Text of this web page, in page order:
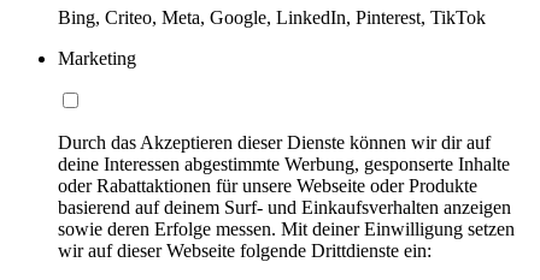
Bing, Criteo, Meta, Google, LinkedIn, Pinterest, TikTok
Marketing
Durch das Akzeptieren dieser Dienste können wir dir auf
deine Interessen abgestimmte Werbung, gesponserte Inhalte
oder Rabattaktionen für unsere Webseite oder Produkte
basierend auf deinem Surf- und Einkaufsverhalten anzeigen
sowie deren Erfolge messen. Mit deiner Einwilligung setzen
wir auf dieser Webseite folgende Drittdienste ein: